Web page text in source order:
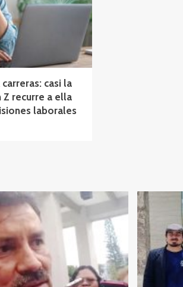
casi la
Z recurre a ella
laborales